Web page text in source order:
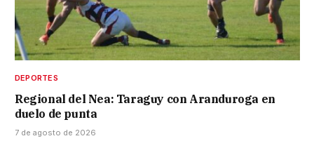
DEPORTES
Regional del Nea: Taraguy con Aranduroga en
duelo de punta
7 de agosto de 2026